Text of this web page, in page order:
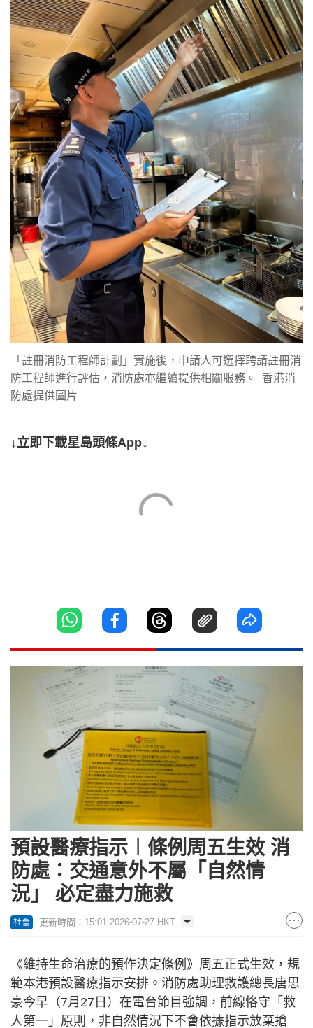
「註冊消防工程師計劃」實施後，申請人可選擇聘請註冊消
防工程師進行評估，消防處亦繼續提供相關服務。 香港消
防處提供圖片
↓立即下載星島頭條App↓
預設醫療指示︱條例周五生效 消
防處：交通意外不屬「自然情
況」 必定盡力施救
社會 更新時間：15:01 2026-07-27 HKT
《維持生命治療的預作決定條例》周五正式生效，規
範本港預設醫療指示安排。消防處助理救護總長唐思
豪今早（7月27日）在電台節目強調，前線恪守「救
人第一」原則，非自然情況下不會依據指示放棄搶